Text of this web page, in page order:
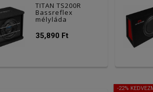
TITAN TS200R
Bassreflex
mélyláda
35,890 Ft
-22%